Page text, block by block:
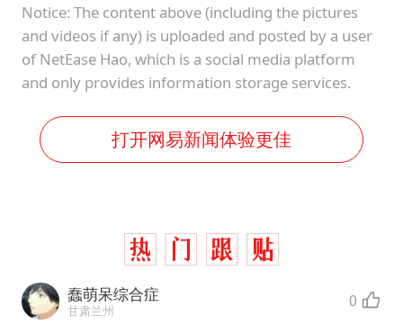
36岁男演员成景区NPC后人气爆棚
Notice: The content above (including the pictures
and videos if any) is uploaded and posted by a user
of NetEase Hao, which is a social media platform
and only provides information storage services.
打开网易新闻体验更佳
蠢萌呆综合症
甘肃兰州 0